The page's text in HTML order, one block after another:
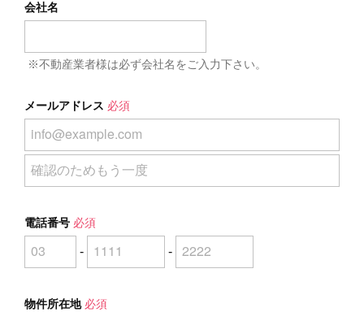
会社名
※不動産業者様は必ず会社名をご入力下さい。
メールアドレス 必須
電話番号 必須
- -
物件所在地 必須